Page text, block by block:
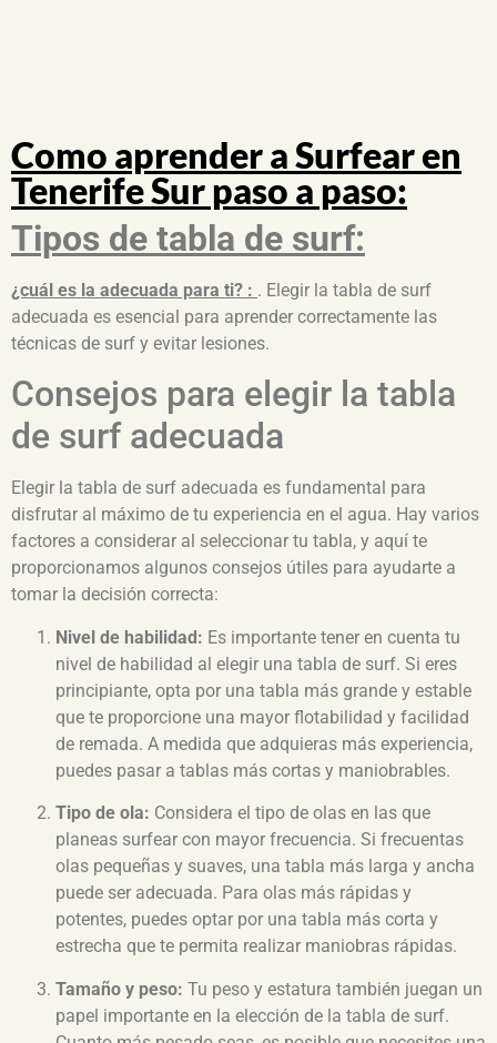
Como aprender a Surfear en
Tenerife Sur paso a paso:
Tipos de tabla de surf:
¿cuál es la adecuada para ti? : . Elegir la tabla de surf
adecuada es esencial para aprender correctamente las
técnicas de surf y evitar lesiones.
Consejos para elegir la tabla
de surf adecuada
Elegir la tabla de surf adecuada es fundamental para
disfrutar al máximo de tu experiencia en el agua. Hay varios
factores a considerar al seleccionar tu tabla, y aquí te
proporcionamos algunos consejos útiles para ayudarte a
tomar la decisión correcta:
Nivel de habilidad: Es importante tener en cuenta tu
nivel de habilidad al elegir una tabla de surf. Si eres
principiante, opta por una tabla más grande y estable
que te proporcione una mayor flotabilidad y facilidad
de remada. A medida que adquieras más experiencia,
puedes pasar a tablas más cortas y maniobrables.
Tipo de ola: Considera el tipo de olas en las que
planeas surfear con mayor frecuencia. Si frecuentas
olas pequeñas y suaves, una tabla más larga y ancha
puede ser adecuada. Para olas más rápidas y
potentes, puedes optar por una tabla más corta y
estrecha que te permita realizar maniobras rápidas.
Tamaño y peso: Tu peso y estatura también juegan un
papel importante en la elección de la tabla de surf.